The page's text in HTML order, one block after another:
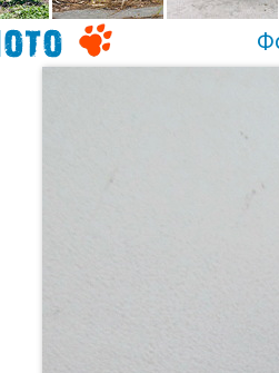
Lebert Дикие птицы Утка